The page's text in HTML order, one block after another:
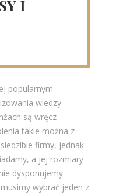
I
popularnym
wiedzy
są wręcz
takie można z
firmy, jednak
a jej rozmiary
dysponujemy
wybrać jeden z